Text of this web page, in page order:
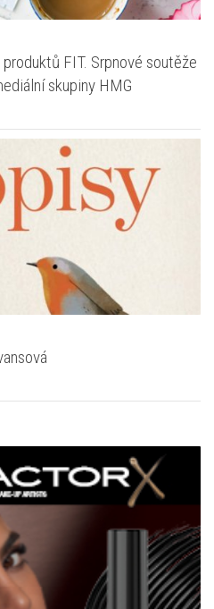
FIT. Srpnové soutěže
skupiny HMG